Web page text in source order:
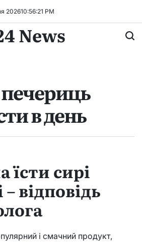
202610:56:22 PM
News
в день
сирі
відповідь
і смачний продукт,